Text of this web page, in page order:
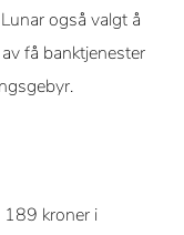
også valgt å
få banktjenester
189 kroner i